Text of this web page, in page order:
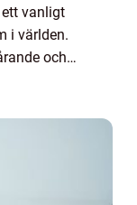
vanligt
i världen.
och